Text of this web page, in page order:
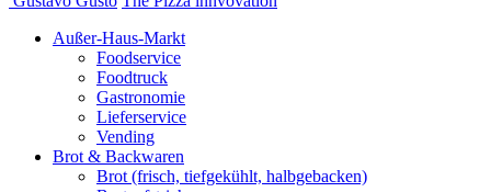
Außer-Haus-Markt
Foodservice
Foodtruck
Gastronomie
Lieferservice
Vending
Brot & Backwaren
Brot (frisch, tiefgekühlt, halbgebacken)